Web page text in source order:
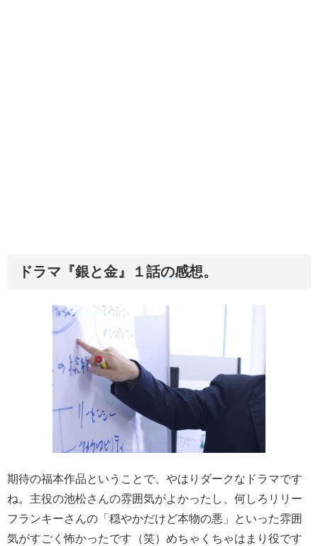
ドラマ『銀と金』１話の感想。
期待の福本作品ということで、やはりダークなドラマです
ね。主役の池松さんの雰囲気がよかったし、何しろリリー
フランキーさんの「穏やかだけど本物の悪」といった雰囲
気がすごく怖かったです（笑）めちゃくちゃはまり役です